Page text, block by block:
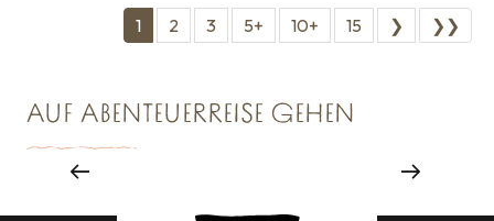
1 2 3 5+ 10+ 15 ❯ ❯❯
AUF ABENTEUERREISE GEHEN